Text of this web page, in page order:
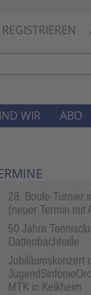
REGISTRIEREN
28. Boule-Turnier
(neuer Termin mit
50 Jahre
Dattenbachhalle
Jubiläumskonzert
MTK in Kelkheim
WIR ABO